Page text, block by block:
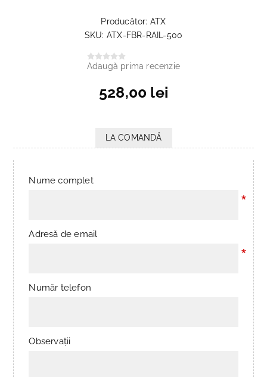
Producător: ATX
SKU: ATX-FBR-RAIL-500
Adaugă prima recenzie
528,00 lei
LA COMANDĂ
Nume complet
*
Adresă de email
*
Număr telefon
Observații